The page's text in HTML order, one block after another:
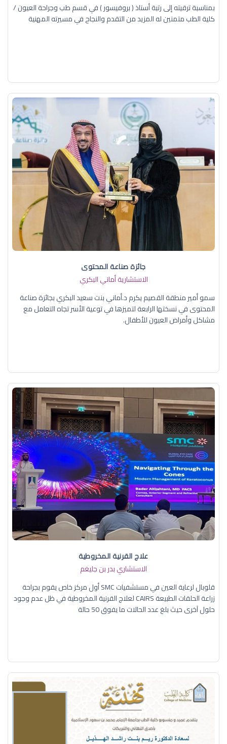
بمناسبة ترقيته إلى رتبة أستاذ ( بروفيسور ) في قسم طب وجراحة العيون /
كلية الطب متمنين له المزيد من التقدم والنجاح في مسيرته المهنية
جائزة صناعة المحتوى
الاستشارية أماني البكري
سمو أمير منطقة القصيم يكرم د.أماني بنت سعيد البكري بجائزة صناعة
المحتوى في نسختها الرابعة لتميزها في توعية الأسر تجاه التعامل مع
مشاكل وأمراض العيون للأطفال.
علاج القرنية المخروطية
الاستشاري بدر بن جليغم
قلوبال لرعاية العين في مستشفيات SMC أول مركز خاص يقوم بجراحة
زراعة الحلقات الطبيعة CAIRS لعلاج القرنية المخروطية في ظل عدم وجود
حلول آخرى حيث بلغ عدد الحالات ما يفوق 50 حالة